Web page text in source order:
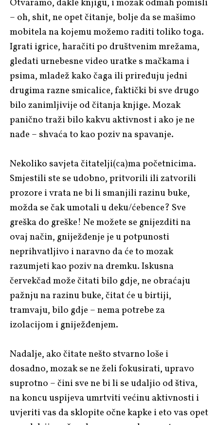
Otvaramo, dakle knjigu, i mozak odmah pomisli
– oh, shit, ne opet čitanje, bolje da se mašimo
mobitela na kojemu možemo raditi toliko toga.
Igrati igrice, haračiti po društvenim mrežama,
gledati urnebesne video uratke s mačkama i
psima, mladež kako čaga ili priređuju jedni
drugima razne smicalice, faktički bi sve drugo
bilo zanimljivije od čitanja knjige. Mozak
panično traži bilo kakvu aktivnost i ako je ne
nađe – shvaća to kao poziv na spavanje.
Nekoliko savjeta čitatelji(ca)ma početnicima.
Smjestili ste se udobno, pritvorili ili zatvorili
prozore i vrata ne bi li smanjili razinu buke,
možda se čak umotali u deku/ćebence? Sve
greška do greške! Ne možete se gnijezditi na
ovaj način, gniježđenje je u potpunosti
neprihvatljivo i naravno da će to mozak
razumjeti kao poziv na dremku. Iskusna
červekčad može čitati bilo gdje, ne obraćaju
pažnju na razinu buke, čitat će u birtiji,
tramvaju, bilo gdje – nema potrebe za
izolacijom i gniježđenjem.
Nadalje, ako čitate nešto stvarno loše i
dosadno, mozak se ne želi fokusirati, upravo
suprotno – čini sve ne bi li se udaljio od štiva,
na koncu uspijeva umrtviti većinu aktivnosti i
uvjeriti vas da sklopite očne kapke i eto vas opet